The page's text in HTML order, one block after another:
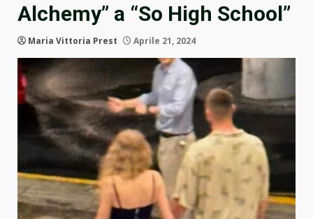
Alchemy” a “So High School”
Maria Vittoria Prest Aprile 21, 2024